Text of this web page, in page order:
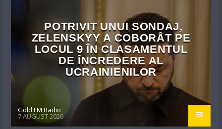
POTRIVIT UNUI SONDAJ,
ZELENSKYY A COBORÂT PE
LOCUL 9 ÎN CLASAMENTUL
DE ÎNCREDERE AL
UCRAINIENILOR
Gold FM Radio
7 AUGUST 2026